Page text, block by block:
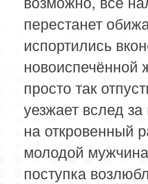
перестанет
испортились
новоиспечённой
просто так
уезжает вслед
на откровенный
молодой
поступка